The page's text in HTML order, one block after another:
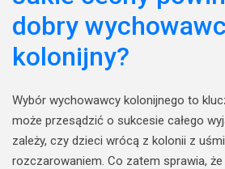
dobry
kolonijny?
Wybór wychowawcy kolonijnego to
może przesądzić o sukcesie całego
zależy, czy dzieci wrócą z kolonii z
rozczarowaniem. Co zatem sprawia,